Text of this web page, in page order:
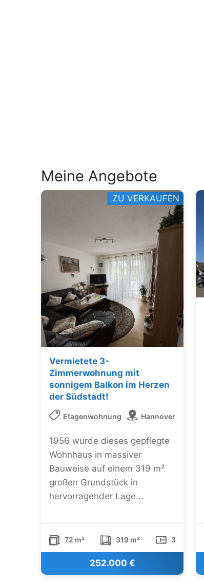
Meine Angebote
Vermietete 3-
Zimmerwohnung mit
sonnigem Balkon im Herzen
der Südstadt!
Etagenwohnung Hannover
1956 wurde dieses gepflegte
Wohnhaus in massiver
Bauweise auf einem 319 m²
großen Grundstück in
hervorragender Lage...
72 m² 319 m² 3
252.000 €
ZU VERKAUFEN